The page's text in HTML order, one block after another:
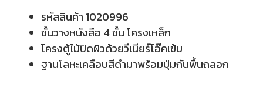
รหัสสินค้า 1020996
ชั้นวางหนังสือ 4 ชั้น โครงเหล็ก
โครงตู้ไม้ปิดผิวด้วยวีเนียร์โอ๊คเข้ม
ฐานโลหะเคลือบสีดำมาพร้อมปุ่มกันพื้นถลอก